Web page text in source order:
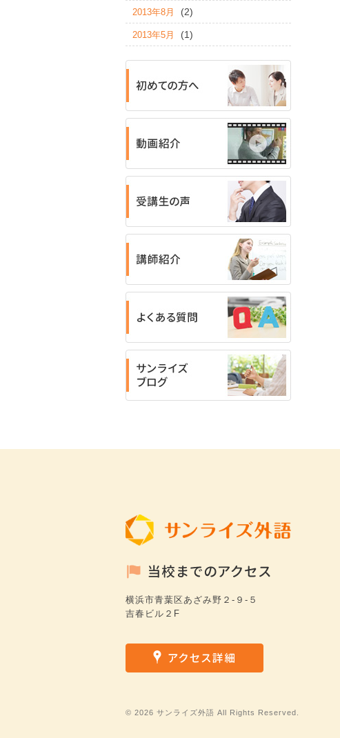
2013年8月 (2)
2013年5月 (1)
横浜市青葉区あざみ野２-９-５
吉春ビル２F
© 2026 サンライズ外語 All Rights Reserved.